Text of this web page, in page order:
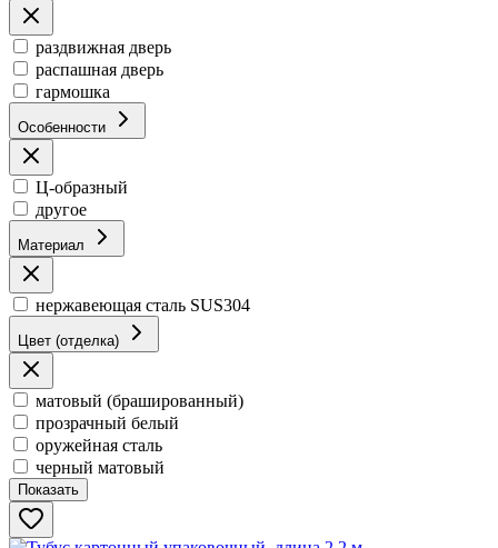
раздвижная дверь
распашная дверь
гармошка
Особенности
Ц-образный
другое
Материал
нержавеющая сталь SUS304
Цвет (отделка)
матовый (брашированный)
прозрачный белый
оружейная сталь
черный матовый
Показать